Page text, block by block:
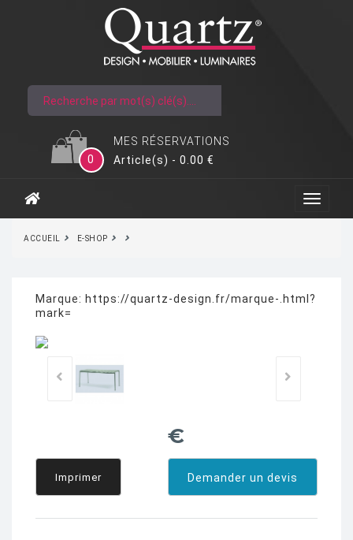
MES RÉSERVATIONS
0
Article(s) - 0.00 €
ACCUEIL E-SHOP
Marque: https://quartz-design.fr/marque-.html?
mark=
€
Demander un devis
Imprimer